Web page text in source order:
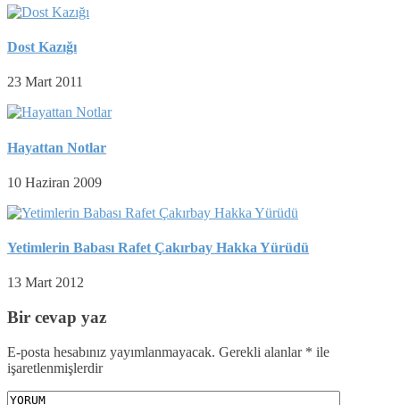
Dost Kazığı
23 Mart 2011
Hayattan Notlar
10 Haziran 2009
Yetimlerin Babası Rafet Çakırbay Hakka Yürüdü
13 Mart 2012
Bir cevap yaz
E-posta hesabınız yayımlanmayacak. Gerekli alanlar * ile
işaretlenmişlerdir